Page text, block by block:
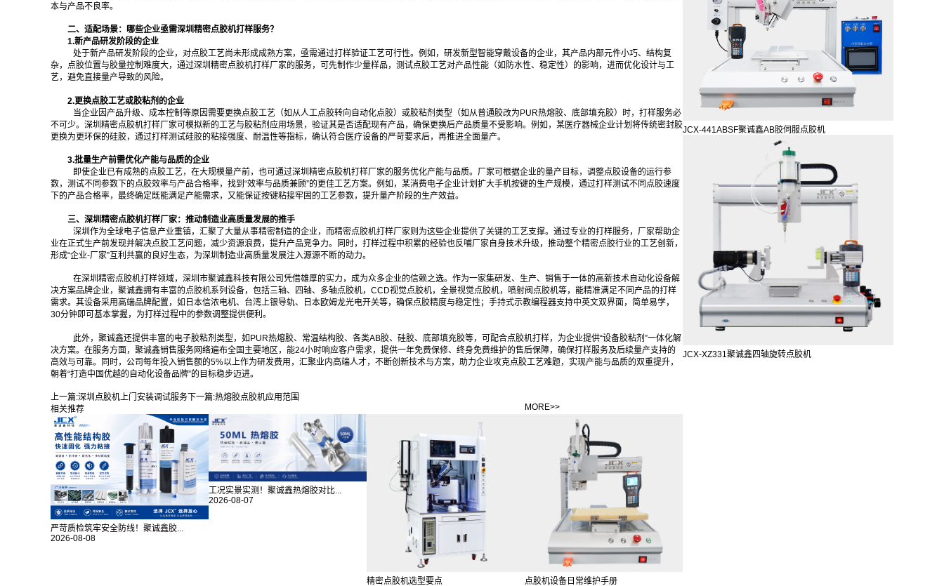
本与产品不良率。
二、适配场景：哪些企业亟需深圳精密点胶机打样服务？
1.新产品研发阶段的企业
处于新产品研发阶段的企业，对点胶工艺尚未形成成熟方案，亟需通过打样验证工艺可行性。例如，研发新型智能穿戴设备的企业，其产品内部元件小巧、结构复
杂，点胶位置与胶量控制难度大，通过深圳精密点胶机打样厂家的服务，可先制作少量样品，测试点胶工艺对产品性能（如防水性、稳定性）的影响，进而优化设计与工
艺，避免直接量产导致的风险。
2.更换点胶工艺或胶粘剂的企业
当企业因产品升级、成本控制等原因需要更换点胶工艺（如从人工点胶转向自动化点胶）或胶粘剂类型（如从普通胶改为PUR热熔胶、底部填充胶）时，打样服务必
不可少。深圳精密点胶机打样厂家可模拟新的工艺与胶粘剂应用场景，验证其是否适配现有产品，确保更换后产品质量不受影响。例如，某医疗器械企业计划将传统密封胶
更换为更环保的硅胶，通过打样测试硅胶的粘接强度、耐温性等指标，确认符合医疗设备的严苛要求后，再推进全面量产。
3.批量生产前需优化产能与品质的企业
即使企业已有成熟的点胶工艺，在大规模量产前，也可通过深圳精密点胶机打样厂家的服务优化产能与品质。厂家可根据企业的量产目标，调整点胶设备的运行参
数，测试不同参数下的点胶效率与产品合格率，找到“效率与品质兼顾”的更佳工艺方案。例如，某消费电子企业计划扩大手机按键的生产规模，通过打样测试不同点胶速度
下的产品合格率，最终确定既能满足产能需求，又能保证按键粘接牢固的工艺参数，提升量产阶段的生产效益。
三、深圳精密点胶机打样厂家：推动制造业高质量发展的推手
深圳作为全球电子信息产业重镇，汇聚了大量从事精密制造的企业，而精密点胶机打样厂家则为这些企业提供了关键的工艺支撑。通过专业的打样服务，厂家帮助企
业在正式生产前发现并解决点胶工艺问题，减少资源浪费，提升产品竞争力。同时，打样过程中积累的经验也反哺厂家自身技术升级，推动整个精密点胶行业的工艺创新，
形成“企业-厂家”互利共赢的良好生态，为深圳制造业高质量发展注入源源不断的动力。
在深圳精密点胶机打样领域，深圳市聚诚鑫科技有限公司凭借雄厚的实力，成为众多企业的信赖之选。作为一家集研发、生产、销售于一体的高新技术自动化设备解
决方案品牌企业，聚诚鑫拥有丰富的点胶机系列设备，包括三轴、四轴、多轴点胶机，CCD视觉点胶机，全景视觉点胶机，喷射阀点胶机等，能精准满足不同产品的打样
需求。其设备采用高端品牌配置，如日本信浓电机、台湾上银导轨、日本欧姆龙光电开关等，确保点胶精度与稳定性；手持式示教编程器支持中英文双界面，简单易学，
30分钟即可基本掌握，为打样过程中的参数调整提供便利。
此外，聚诚鑫还提供丰富的电子胶粘剂类型，如PUR热熔胶、常温结构胶、各类AB胶、硅胶、底部填充胶等，可配合点胶机打样，为企业提供“设备胶粘剂”一体化解
决方案。在服务方面，聚诚鑫销售服务网络遍布全国主要地区，能24小时响应客户需求，提供一年免费保修、终身免费维护的售后保障，确保打样服务及后续量产支持的
高效与可靠。同时，公司每年投入销售额的5%以上作为研发费用，汇聚业内高端人才，不断创新技术与方案，助力企业攻克点胶工艺难题，实现产能与品质的双重提升，
朝着“打造中国优越的自动化设备品牌”的目标稳步迈进。
上一篇:深圳点胶机上门安装调试服务 下一篇:热熔胶点胶机应用范围
相关推荐
MORE>>
严苛质检筑牢安全防线！聚诚鑫胶...
2026-08-08
工况实景实测！聚诚鑫热熔胶对比...
2026-08-07
精密点胶机选型要点 点胶机设备日常维护手册
JCX-441ABSF聚诚鑫AB胶伺服点胶机
JCX-XZ331聚诚鑫四轴旋转点胶机